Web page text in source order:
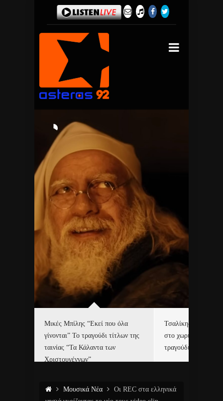
Μικές Μπίλης “Εκεί που όλα
γίνονται” Το τραγούδι τίτλων της
ταινίας “Τα Κάλαντα των
Χριστουγέννων”
Τσαλίκης,
στο χωριό του Άι
τραγούδι και video
Μουσικά Νέα
Οι REC στα ελληνικά